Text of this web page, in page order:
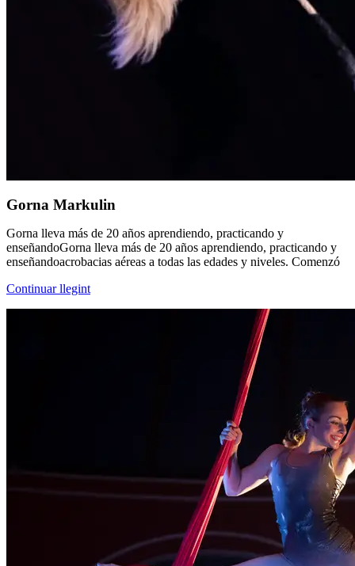
Gorna Markulin
Gorna lleva más de 20 años aprendiendo, practicando y
enseñandoGorna lleva más de 20 años aprendiendo, practicando y
enseñandoacrobacias aéreas a todas las edades y niveles. Comenzó
Continuar llegint